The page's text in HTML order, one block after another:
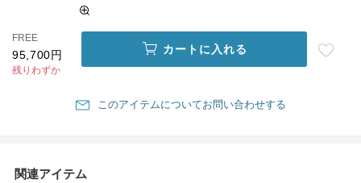
FREE
95,700円
残りわずか
カートに入れる
このアイテムについてお問い合わせする
関連アイテム